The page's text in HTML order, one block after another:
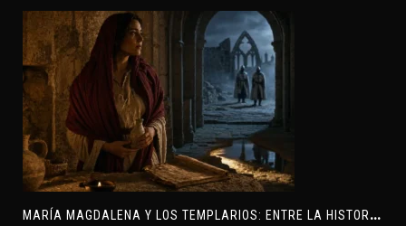
M
ARÍA MAGDALENA Y LOS TEMPLARIOS: ENTRE LA HISTORIA Y EL MISTERIO